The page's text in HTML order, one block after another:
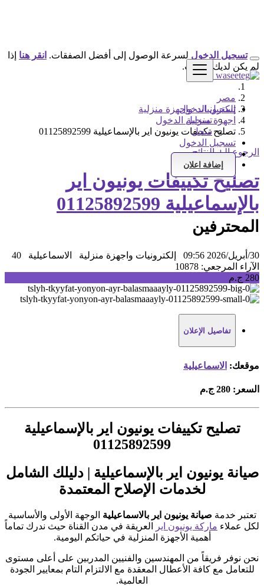
تسجيل الدخول
تسجيل الدخول
سجل
تسجيل الدخول
سجل
إضافة اعلان
تسجيل الدخول لسرعة الوصول إلى أفضل الصفقات. انقر هنا إذا
لم يكن لديك حساب.
مصر
إلكترونيات واجهزة منزلية
اجهزة منزلية
تصليح تكييفات يونيون اير بالإسماعيلية 01125892599
الرجوع إلى النتائج
تصليح تكييفات يونيون اير
بالإسماعيلية 01125892599
المحترفين
30/أبريل/2026 09:56 إلكترونيات واجهزة منزلية الاسماعيلية
40
الآراء المرجعي: 10878
280 ج.م
تفاصيل الإعلان
موقعك: الاسماعيلية
السعر: 280 ج.م
تصليح تكييفات يونيون اير بالإسماعيلية
01125892599
صيانة يونيون اير بالإسماعيلية | دليلك الشامل
لخدمات الإصلاح المعتمدة
تعتبر خدمة صيانة يونيون اير بالاسماعيلية الوجهة الأولى والأساسية
لكل عملاء ماركة يونيون اير
العريقة في مدن القناة حيث ندرك تماماً
أهمية الأجهزة المنزلية في حياتكم اليومية.
نحن نوفر فريقاً من المهندسين والفنيين المدربين على أعلى مستوى
للتعامل مع كافة الأعطال المعقدة مع الالتزام التام بمعايير الجودة
العالمية.